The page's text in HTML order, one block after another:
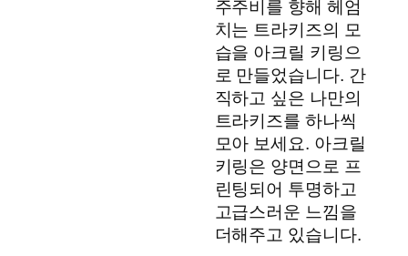
주주비를 향해 헤엄
치는 트라키즈의 모
습을 아크릴 키링으
로 만들었습니다. 간
직하고 싶은 나만의
트라키즈를 하나씩
모아 보세요. 아크릴
키링은 양면으로 프
린팅되어 투명하고
고급스러운 느낌을
더해주고 있습니다.